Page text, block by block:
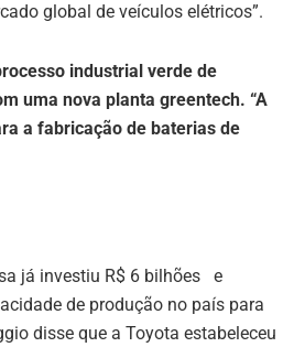
global de veículos elétricos”.
industrial verde de
uma nova planta greentech. “A
a fabricação de baterias de
já investiu R$ 6 bilhões e
de produção no país para
disse que a Toyota estabeleceu